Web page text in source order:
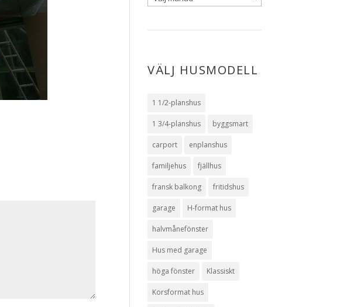
VÄLJ HUSMODELL
1 1/2-planshus
1 3/4-planshus byggsmart
carport enplanshus
familjehus fjällhus
fransk balkong fritidshus
garage H-format hus
halvmånefönster
Hus med garage
höga fönster Klassiskt
Korsformat hus